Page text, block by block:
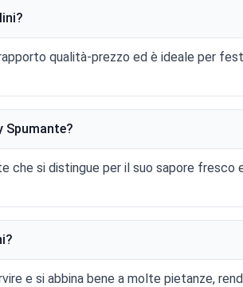
qualità-prezzo ed è ideale per
Spumante?
che si distingue per il suo sapore
e si abbina bene a molte pietanze,